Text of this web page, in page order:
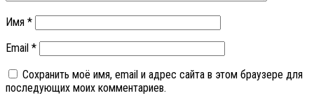
Имя *
Email *
Сохранить моё имя, email и адрес сайта в этом браузере для
последующих моих комментариев.